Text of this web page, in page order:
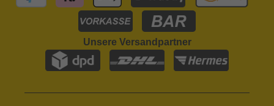
Unsere Versandpartner